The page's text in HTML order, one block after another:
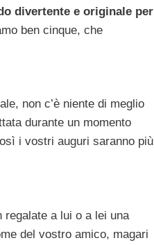
divertente e originale per
ben cinque, che
non c’è niente di meglio
durante un momento
i vostri auguri saranno più
a lui o a lei una
del vostro amico, magari